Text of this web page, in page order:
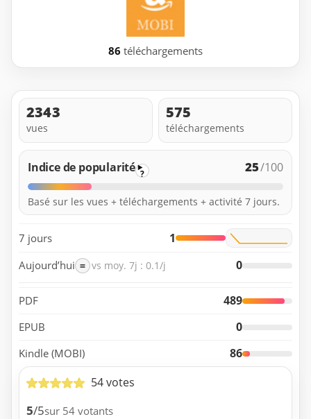
86 téléchargements
2343
vues
575
téléchargements
Indice de popularité ? 25/100
Basé sur les vues + téléchargements + activité 7 jours.
7 jours 1
Aujourd’hui = vs moy. 7j : 0.1/j 0
PDF 489
EPUB 0
Kindle (MOBI)
86
54 votes
5/5sur 54 votants